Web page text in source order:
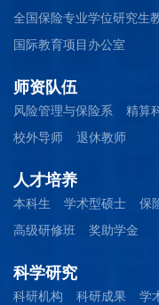
全国保险专业学位研究生
国际教育项目办公室
师资队伍
风险管理与保险系 精算
校外导师
退休教师
人才培养
本科生 学术型硕士 保
高级研修班
奖助学金
科学研究
科研机构 科研成果 学